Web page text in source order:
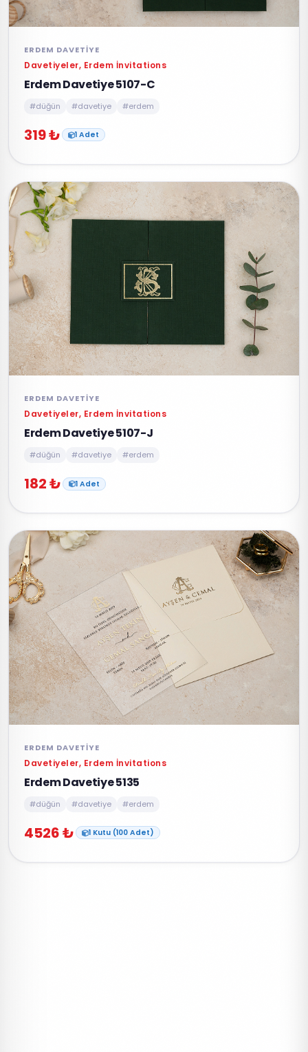
ERDEM DAVETIYE
Davetiyeler, Erdem İnvitations
Erdem Davetiye 5107-C
#düğün #davetiye #erdem
319 ₺ 1 Adet
ERDEM DAVETIYE
Davetiyeler, Erdem İnvitations
Erdem Davetiye 5107-J
#düğün #davetiye #erdem
182 ₺ 1 Adet
ERDEM DAVETIYE
Davetiyeler, Erdem İnvitations
Erdem Davetiye 5135
#düğün #davetiye #erdem
4526 ₺ 1 Kutu (100 Adet)